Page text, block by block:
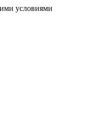
условиями